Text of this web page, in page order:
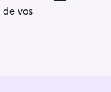
vos